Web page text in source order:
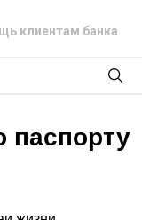
клиентам банка
паспорту